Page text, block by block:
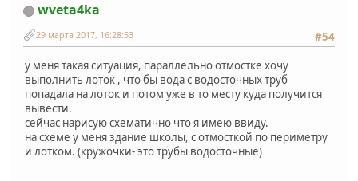
wveta4ka
#54
29 марта 2017, 16:28:53
у меня такая ситуация, параллельно отмостке хочу
выполнить лоток , что бы вода с водосточных труб
попадала на лоток и потом уже в то месту куда получится
вывести.
сейчас нарисую схематично что я имею ввиду.
на схеме у меня здание школы, с отмосткой по периметру
и лотком. (кружочки- это трубы водосточные)